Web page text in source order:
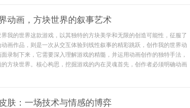
动画，方块世界的叙事艺术
我的世界这款游戏，以其独特的方块美学和无限的创造可能性，征服了
画作品，则是一次从交互体验到线性叙事的精彩跳跃，创作我的世界动
录制下来，它需要深入理解游戏的精髓，并运用动画创作的独特手法，
方块世界。核心构思，挖掘游戏的内在灵魂首先，创作者必须明确动画
肤：一场技术与情感的博弈